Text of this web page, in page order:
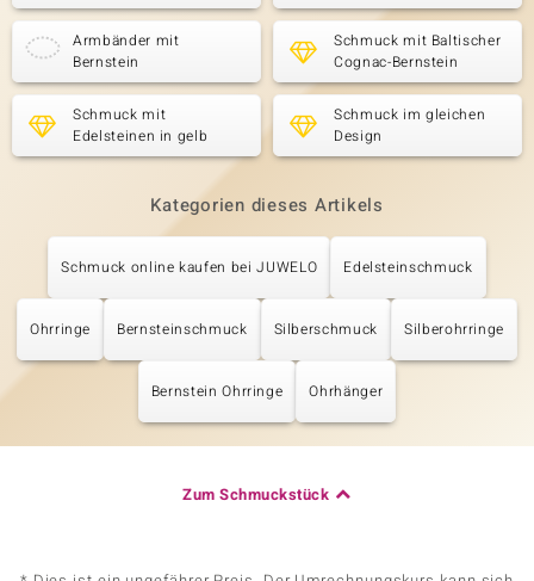
Armbänder mit
Bernstein
Schmuck mit Baltischer
Cognac-Bernstein
Schmuck mit
Edelsteinen in gelb
Schmuck im gleichen
Design
Kategorien dieses Artikels
Schmuck online kaufen bei JUWELO Edelsteinschmuck
Ohrringe Bernsteinschmuck Silberschmuck Silberohrringe
Bernstein Ohrringe Ohrhänger
Zum Schmuckstück